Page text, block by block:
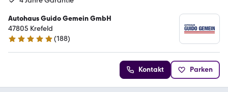
Autohaus Guido Gemein GmbH
47805 Krefeld
4.9 Sterne
(188)
Kontakt Parken